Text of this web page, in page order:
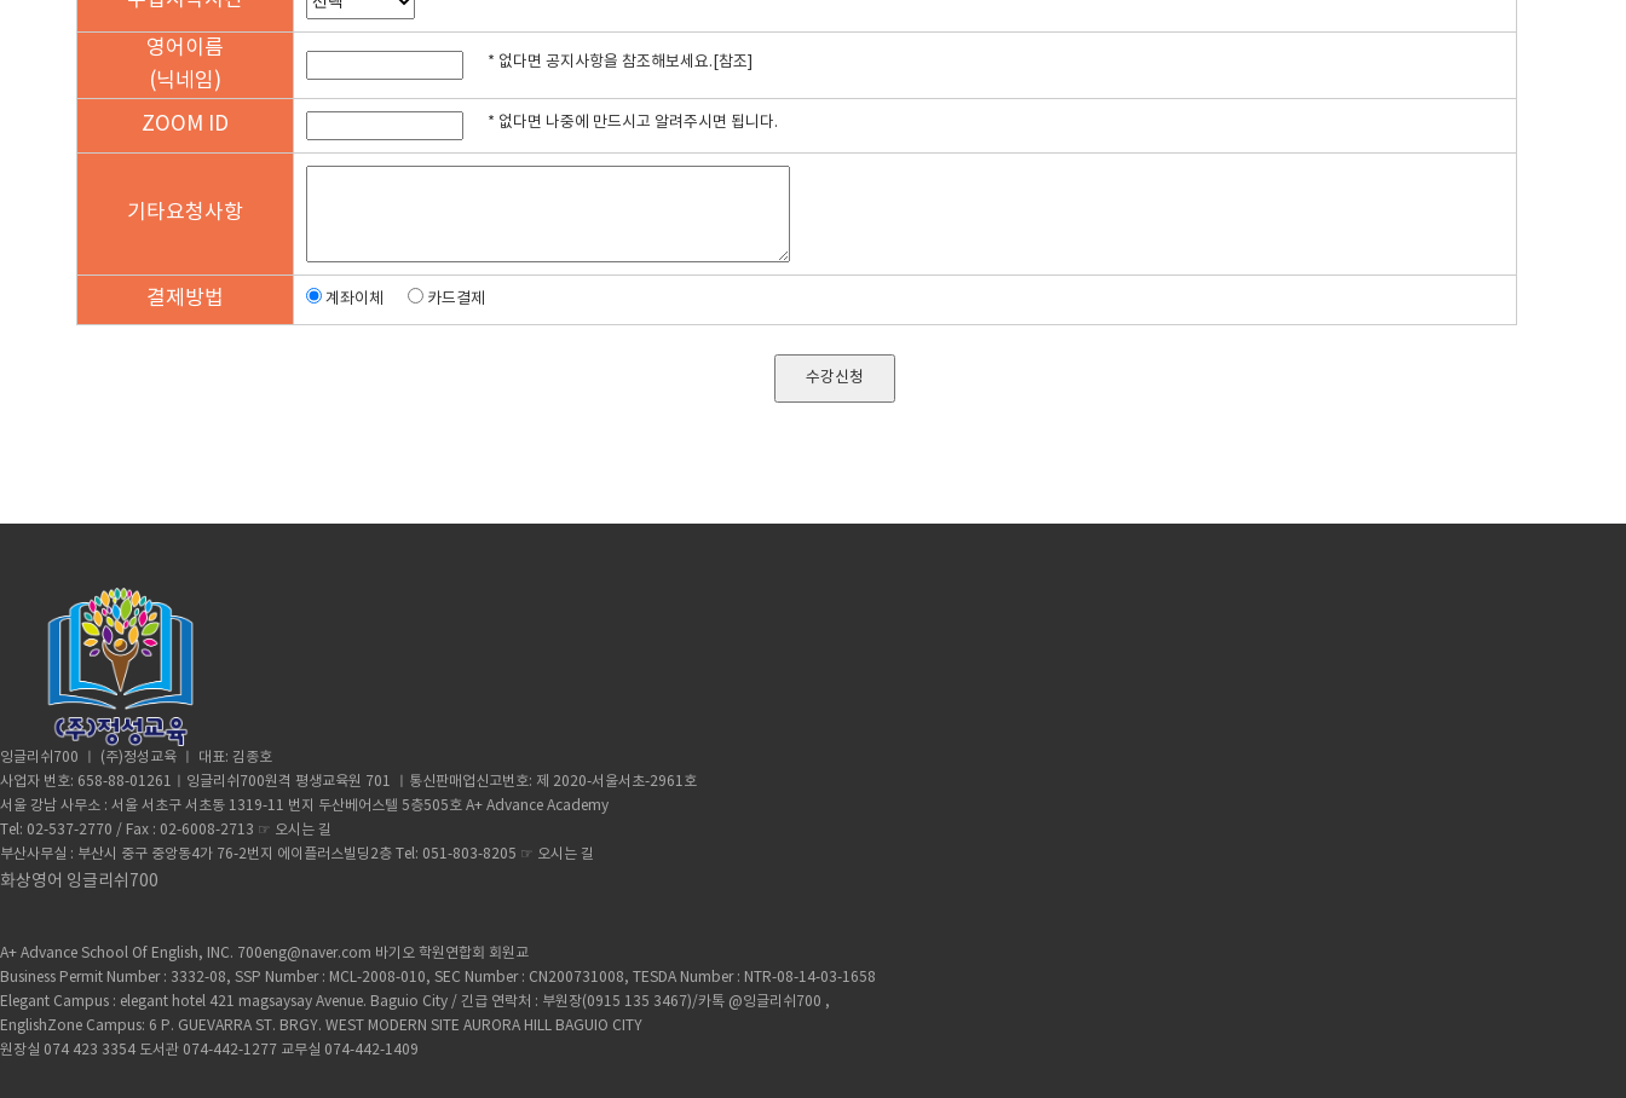
영어 이름
(닉네임)
* 없다면 공지사항을 참조해보세요. [참조]
ZOOM ID * 없다면 나중에 만드시고 알려주시면 됩니다.
기타요청사항
결제 방법 계좌이체 카드결제
잉글리쉬700 ㅣ (주)정성교육 ㅣ 대표: 김종호
사업자 번호: 658-88-01261ㅣ잉글리쉬700원격 평생교육원 701 ㅣ통신판매업신고번호: 제 2020-서울서초-2961호
서울 강남 사무소 : 서울 서초구 서초동 1319-11 번지 두산베어스텔 5층505호 A+ Advance Academy
Tel: 02-537-2770 / Fax : 02-6008-2713 ☞ 오시는 길
부산사무실 : 부산시 중구 중앙동4가 76-2번지 에이플러스빌딩2층 Tel: 051-803-8205 ☞ 오시는 길
화상영어 잉글리쉬700
A+ Advance School Of English, INC. 700eng@naver.com 바기오 학원연합회 회원교
Business Permit Number : 3332-08, SSP Number : MCL-2008-010, SEC Number : CN200731008, TESDA Number : NTR-08-14-03-1658
Elegant Campus : elegant hotel 421 magsaysay Avenue. Baguio City / 긴급 연락처 : 부원장(0915 135 3467)/카톡 @잉글리쉬700 ,
EnglishZone Campus: 6 P. GUEVARRA ST. BRGY. WEST MODERN SITE AURORA HILL BAGUIO CITY
원장실 074 423 3354 도서관 074-442-1277 교무실 074-442-1409